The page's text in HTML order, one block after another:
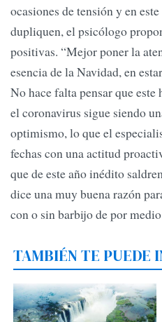
ocasiones de tensión y en
dupliquen, el psicólogo
positivas. “Mejor poner la
esencia de la Navidad, en
No hace falta pensar que
el coronavirus sigue siendo
optimismo, lo que el
fechas con una actitud
que de este año inédito
dice una muy buena razón
con o sin barbijo de por
TAMBIÉN TE PUEDE